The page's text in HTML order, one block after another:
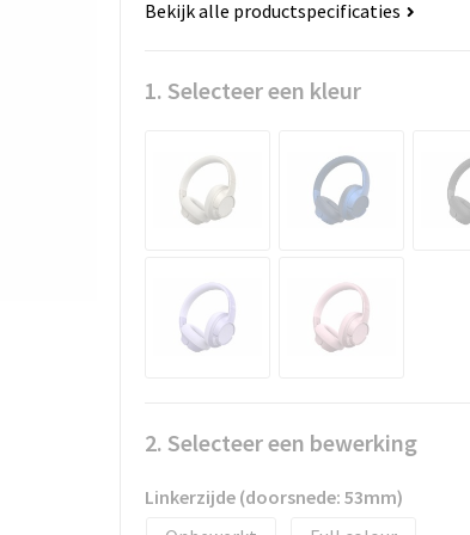
Bekijk alle productspecificaties
1. Selecteer een kleur
2. Selecteer een bewerking
Linkerzijde (doorsnede: 53mm)